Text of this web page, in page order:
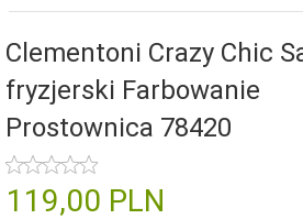
Clementoni Crazy Chic
fryzjerski Farbowanie
Prostownica 78420
119,00 PLN